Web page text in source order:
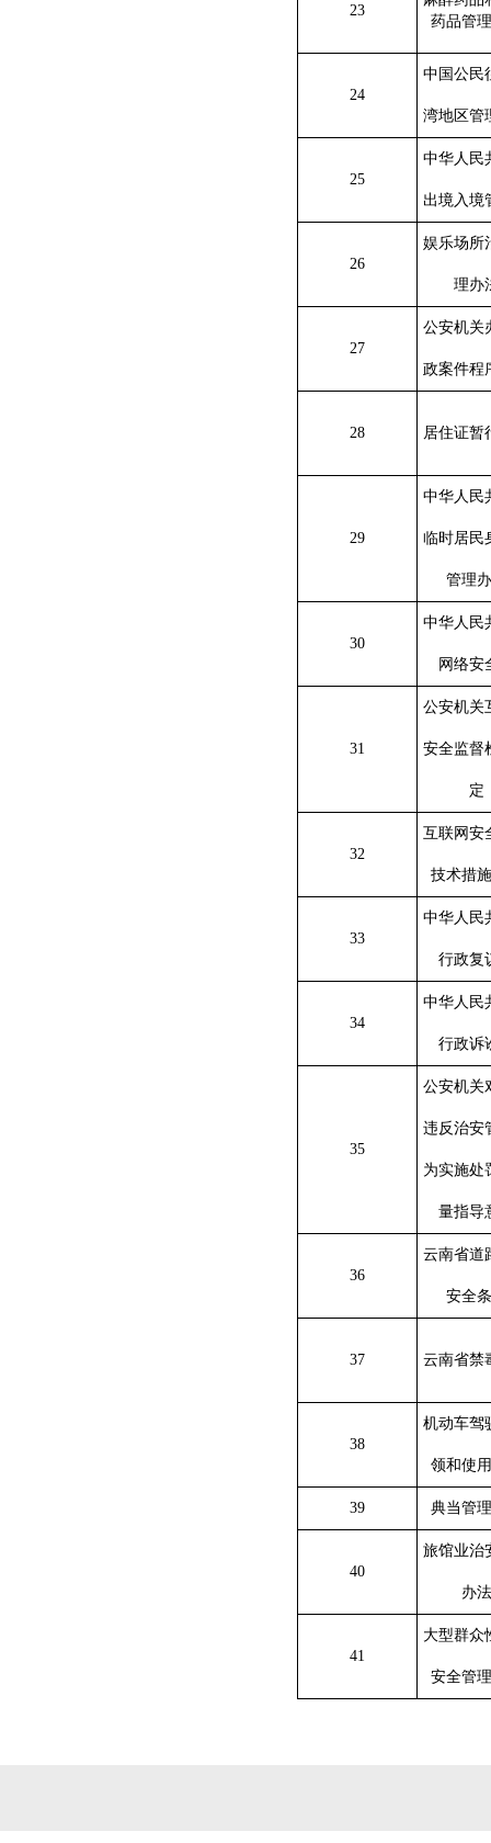
23
药品管
24
中国公民
湾地区管
25
中华人民
出境入境
26
娱乐场所
理办
27
公安机关
政案件程
28 居住证暂
29
中华人民
临时居民
管理
30
中华人民
网络安
31
公安机关
安全监督
定
32
互联网安
技术措
33
中华人民
行政复
34
中华人民
行政诉
35
公安机关
违反治安
为实施处
量指导
36
云南省道
安全
37 云南省禁
38
机动车驾
领和使
39 典当管
40
旅馆业治
办法
41
大型群众
安全管